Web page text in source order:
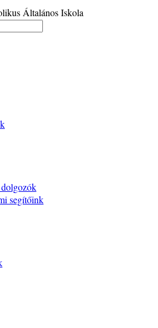
Általános Iskola
segítőink